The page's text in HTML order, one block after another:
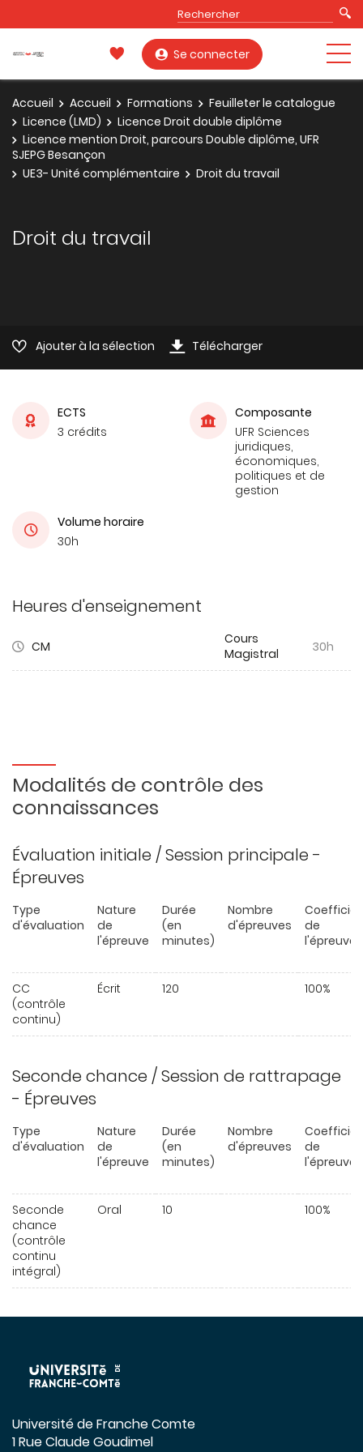
Se connecter
Accueil Accueil Formations
Feuilleter le catalogue
Licence (LMD)
Licence Droit double diplôme
Licence mention Droit, parcours Double diplôme, UFR
SJEPG Besançon
UE3- Unité complémentaire
Droit du travail
Droit du travail
Ajouter à la sélection Télécharger
ECTS
3 crédits
Composante
UFR Sciences
juridiques,
économiques,
politiques et de
gestion
Volume horaire
30h
Heures d'enseignement
CM
Cours
Magistral
30h
Modalités de contrôle des
connaissances
Évaluation initiale / Session principale -
Épreuves
Type
d'évaluation
Nature
de
l'épreuve
Durée
(en
minutes)
Nombre
d'épreuves
de
l'épreuve
CC
(contrôle
continu)
Écrit 120 100%
Seconde chance / Session de rattrapage
- Épreuves
Type
d'évaluation
Nature
de
l'épreuve
Durée
(en
minutes)
Nombre
d'épreuves
de
l'épreuve
Seconde
chance
(contrôle
continu
intégral)
Oral 10 100%
Université de Franche Comte
1 Rue Claude Goudimel